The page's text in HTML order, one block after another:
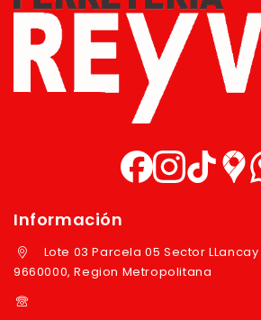
Información
Lote 03 Parcela 05 Sector
9660000, Region Metropolitana